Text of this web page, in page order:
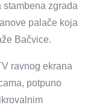
stambena zgrada
palače koja
Bačvice.
ravnog ekrana
potpuno